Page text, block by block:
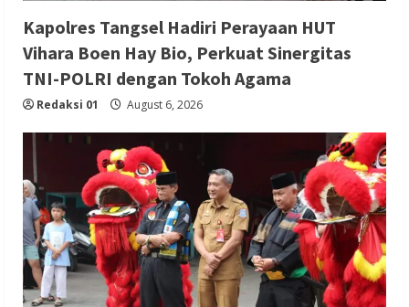
Kapolres Tangsel Hadiri Perayaan HUT
Vihara Boen Hay Bio, Perkuat Sinergitas
TNI-POLRI dengan Tokoh Agama
Redaksi 01 August 6, 2026